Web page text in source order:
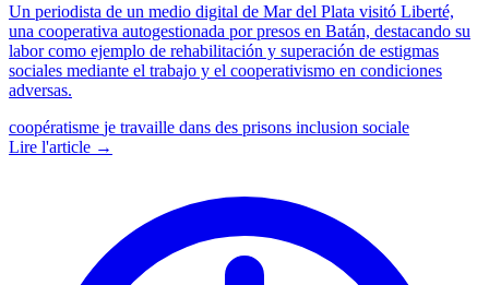
Un periodista de un medio digital de Mar del Plata visitó Liberté,
una cooperativa autogestionada por presos en Batán, destacando su
labor como ejemplo de rehabilitación y superación de estigmas
sociales mediante el trabajo y el cooperativismo en condiciones
adversas.
coopératisme je travaille dans des prisons inclusion sociale
Lire l'article →